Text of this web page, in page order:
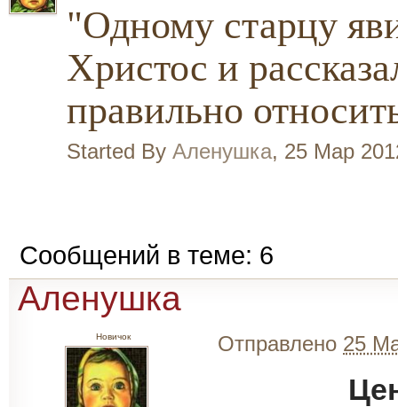
"Одному старцу
Христос и
правильно
Started By Аленушка, 25 Мар
Сообщений в теме: 6
Аленушка
Новичок Отправлено 25